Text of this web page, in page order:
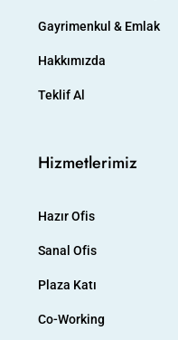
Gayrimenkul & Emlak
Hakkımızda
Teklif Al
Hizmetlerimiz
Hazır Ofis
Sanal Ofis
Plaza Katı
Co-Working